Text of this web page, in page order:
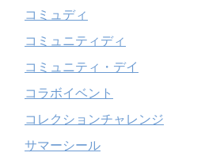
コミュディ
コミュニティディ
コミュニティ・デイ
コラボイベント
コレクションチャレンジ
サマーシール